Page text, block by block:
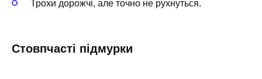
Трохи дорожчі, але точно не рухнуться.
Стовпчасті підмурки